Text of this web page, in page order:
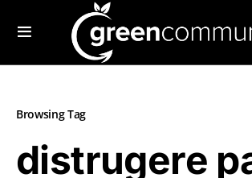
Browsing Tag
distrugere